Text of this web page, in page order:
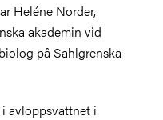
Heléne Norder,
akademin vid
på Sahlgrenska
avloppsvattnet i